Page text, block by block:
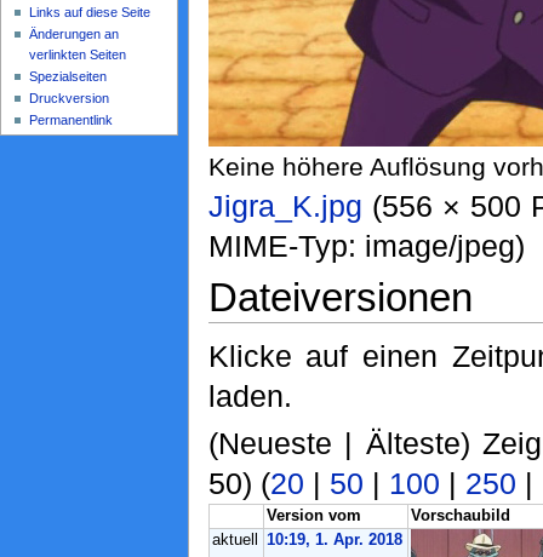
Keine höhere Auflösung
Jigra_K.jpg
(556 × 500
MIME-Typ: image/jpeg)
Dateiversionen
Klicke auf einen
laden.
(Neueste | Älteste)
50) (20 | 50 | 100 | 250 |
Version vom
Vorschaubild
aktuell
10:19, 1. Apr. 2018
Links auf diese Seite
Änderungen an
verlinkten Seiten
Spezialseiten
Druckversion
Permanentlink